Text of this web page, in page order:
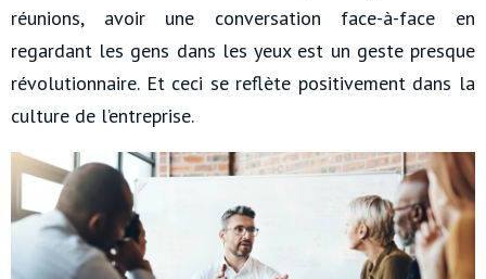
réunions, avoir une conversation face-à-face en
regardant les gens dans les yeux est un geste presque
révolutionnaire. Et ceci se reflète positivement dans la
culture de l’entreprise.